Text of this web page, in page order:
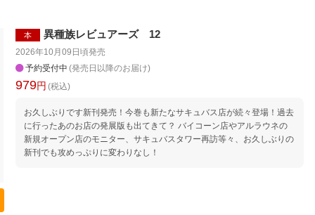
本 異種族レビュアーズ 12
2026年10月09日頃発売
予約受付中 (発売日以降のお届け)
979円 (税込)
お久しぶりです新刊発売！今巻も新たなサキュバス店が続々登場！過去
に行ったあのお店の発展版も出てきて？ バイコーン店やアルラウネの
新規オープン店のモニター、サキュバスタワー再訪等々、お久しぶりの
新刊でも攻めっぷりに変わりなし！